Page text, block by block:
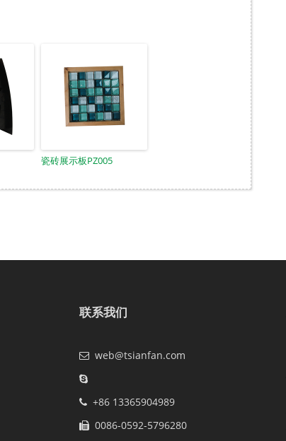
瓷砖展示板PZ005
联系我们
web@tsianfan.com
+86 13365904989
0086-0592-5796280